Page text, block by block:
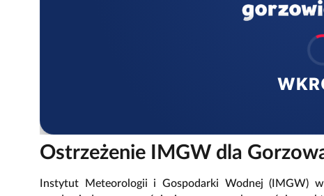
Ostrzeżenie IMGW dla
Instytut Meteorologii i Gospodarki Wodnej (IMGW)